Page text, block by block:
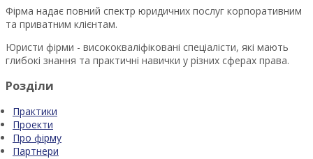
Фірма надає повний спектр юридичних послуг корпоративним
та приватним клієнтам.
Юристи фірми - висококваліфіковані спеціалісти, які мають
глибокі знання та практичні навички у різних сферах права.
Розділи
Практики
Проекти
Про фірму
Партнери